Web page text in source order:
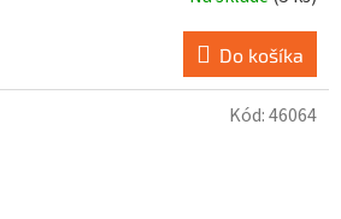
Do košíka
Kód:46064